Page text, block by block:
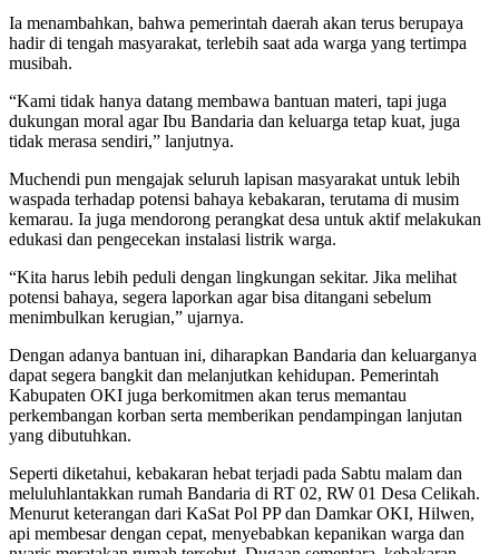
Ia menambahkan, bahwa pemerintah daerah akan terus berupaya
hadir di tengah masyarakat, terlebih saat ada warga yang tertimpa
musibah.
“Kami tidak hanya datang membawa bantuan materi, tapi juga
dukungan moral agar Ibu Bandaria dan keluarga tetap kuat, juga
tidak merasa sendiri,” lanjutnya.
Muchendi pun mengajak seluruh lapisan masyarakat untuk lebih
waspada terhadap potensi bahaya kebakaran, terutama di musim
kemarau. Ia juga mendorong perangkat desa untuk aktif melakukan
edukasi dan pengecekan instalasi listrik warga.
“Kita harus lebih peduli dengan lingkungan sekitar. Jika melihat
potensi bahaya, segera laporkan agar bisa ditangani sebelum
menimbulkan kerugian,” ujarnya.
Dengan adanya bantuan ini, diharapkan Bandaria dan keluarganya
dapat segera bangkit dan melanjutkan kehidupan. Pemerintah
Kabupaten OKI juga berkomitmen akan terus memantau
perkembangan korban serta memberikan pendampingan lanjutan
yang dibutuhkan.
Seperti diketahui, kebakaran hebat terjadi pada Sabtu malam dan
meluluhlantakkan rumah Bandaria di RT 02, RW 01 Desa Celikah.
Menurut keterangan dari KaSat Pol PP dan Damkar OKI, Hilwen,
api membesar dengan cepat, menyebabkan kepanikan warga dan